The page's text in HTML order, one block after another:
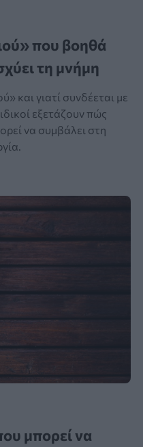
που βοηθά
τη μνήμη
και γιατί συνδέεται με
εξετάζουν πώς
να συμβάλει στη
μπορεί να